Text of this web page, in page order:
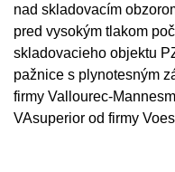
nad skladovacím
pred vysokým tlakom
skladovacieho objektu
pažnice s plynotesným
firmy Vallourec-
VAsuperior od firmy